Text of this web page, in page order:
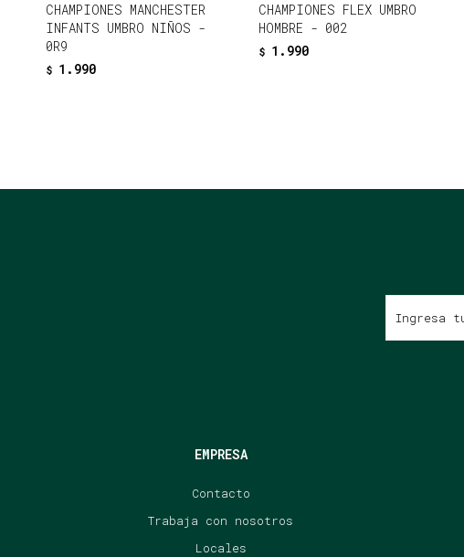
CHAMPIONES MANCHESTER
INFANTS UMBRO NIÑOS -
0R9
$ 1.990
CHAMPIONES FLEX UMBRO
HOMBRE - 002
$ 1.990
EMPRESA
Contacto
Trabaja con nosotros
Locales